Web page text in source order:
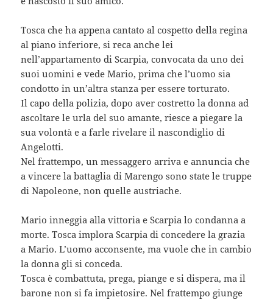
Tosca che ha appena cantato al cospetto della regina
al piano inferiore, si reca anche lei
nell’appartamento di Scarpia, convocata da uno dei
suoi uomini e vede Mario, prima che l’uomo sia
condotto in un’altra stanza per essere torturato.
Il capo della polizia, dopo aver costretto la donna ad
ascoltare le urla del suo amante, riesce a piegare la
sua volontà e a farle rivelare il nascondiglio di
Angelotti.
Nel frattempo, un messaggero arriva e annuncia che
a vincere la battaglia di Marengo sono state le truppe
di Napoleone, non quelle austriache.
Mario inneggia alla vittoria e Scarpia lo condanna a
morte. Tosca implora Scarpia di concedere la grazia
a Mario. L’uomo acconsente, ma vuole che in cambio
la donna gli si conceda.
Tosca è combattuta, prega, piange e si dispera, ma il
barone non si fa impietosire. Nel frattempo giunge